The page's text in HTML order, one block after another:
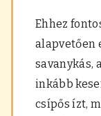
Ehhez
alapvetően
savanykás,
inkább
csípős ízt,